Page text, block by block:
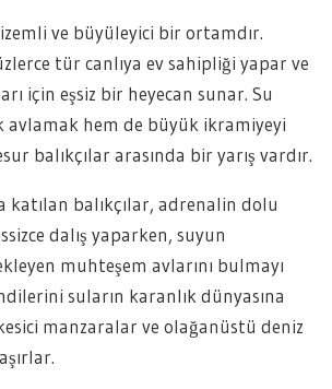
ve büyüleyici bir ortamdır.
tür canlıya ev sahipliği yapar ve
için eşsiz bir heyecan sunar. Su
avlamak hem de büyük ikramiyeyi
balıkçılar arasında bir yarış vardır.
katılan balıkçılar, adrenalin dolu
dalış yaparken, suyun
muhteşem avlarını bulmayı
suların karanlık dünyasına
manzaralar ve olağanüstü deniz